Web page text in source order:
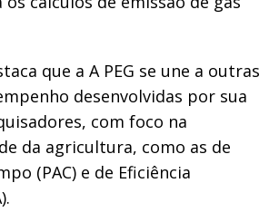
que a A PEG se une a outras
desenvolvidas por sua
com foco na
da agricultura, como as de
(PAC) e de Eficiência